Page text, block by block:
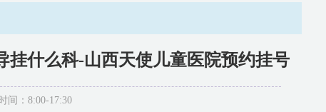
挂什么科-山西天使儿童医院预约挂号
间：8:00-17:30